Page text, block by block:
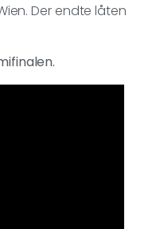
Der endte låten